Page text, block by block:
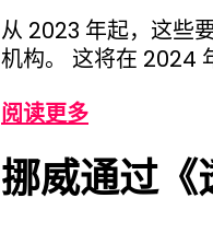
从 2023 年起，这些
机构。 这将在 2024
阅读更多
挪威通过《